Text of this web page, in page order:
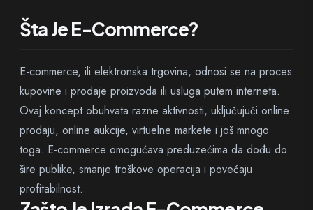
Šta Je E-Commerce?
E-commerce, ili elektronska trgovina, odnosi se na proces
kupovine i prodaje proizvoda ili usluga putem interneta.
Ovaj koncept obuhvata razne aktivnosti, uključujući online
prodaju, online aukcije, virtuelne markete i još mnogo
toga. E-commerce omogućava preduzećima da dođu do
šire publike, smanje troškove operacija i povećaju
profitabilnost.